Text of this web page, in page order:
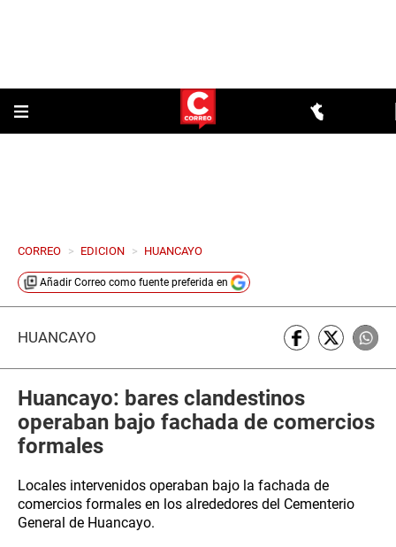
CORREO > EDICION > HUANCAYO
Añadir Correo como fuente preferida en
HUANCAYO
Huancayo: bares clandestinos
operaban bajo fachada de comercios
formales
Locales intervenidos operaban bajo la fachada de
comercios formales en los alrededores del Cementerio
General de Huancayo.